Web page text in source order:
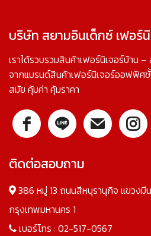
บริษัท สยามอินเด็กซ์ เฟอร์
เราได้รวบรวมสินค้าเฟอร์นิเจอร์บ้าน
จากแบรนด์สินค้าเฟอร์นิเจอร์ออฟฟิ
สมัย คุ้มค่า คุ้มราคา
ติดต่อสอบถาม
386 หมู่ 13 ถนนสีหบุรานุกิจ แขวงมี
กรุงเทพมหานคร 1
เบอร์โทร : 02-517-0567